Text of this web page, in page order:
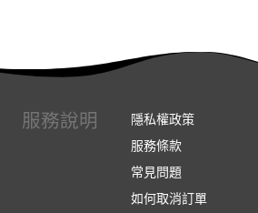
服務說明
隱私權政策
服務條款
常見問題
如何取消訂單